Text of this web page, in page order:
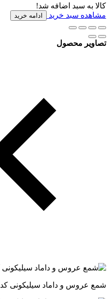
کالا به سبد اضافه شد!
مشاهده سبد خرید
ادامه خرید
تصاویر محصول
شمع عروس و داماد سیلیکونی کد ۵۳۱